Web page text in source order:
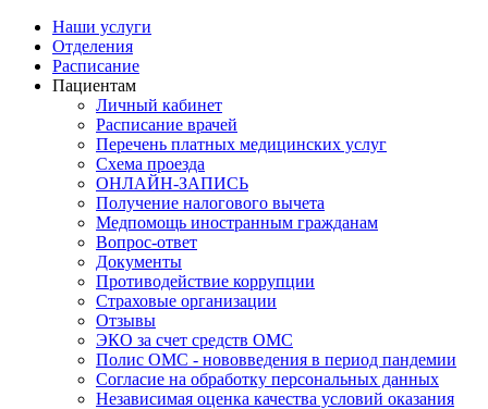
Наши услуги
Отделения
Расписание
Пациентам
Личный кабинет
Расписание врачей
Перечень платных медицинских услуг
Схема проезда
ОНЛАЙН-ЗАПИСЬ
Получение налогового вычета
Медпомощь иностранным гражданам
Вопрос-ответ
Документы
Противодействие коррупции
Страховые организации
Отзывы
ЭКО за счет средств ОМС
Полис ОМС - нововведения в период пандемии
Согласие на обработку персональных данных
Независимая оценка качества условий оказания